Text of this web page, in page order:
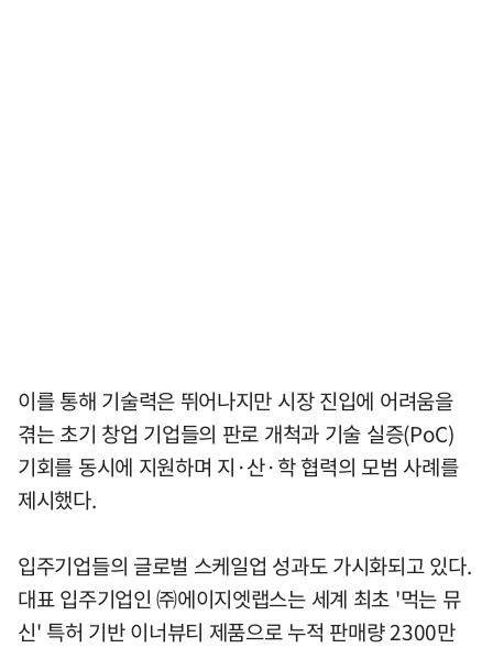
이를 통해 기술력은 뛰어나지만 시장 진입에 어려움을
겪는 초기 창업 기업들의 판로 개척과 기술 실증(PoC)
기회를 동시에 지원하며 지·산·학 협력의 모범 사례를
제시했다.
입주기업들의 글로벌 스케일업 성과도 가시화되고 있다.
대표 입주기업인 ㈜에이지엣랩스는 세계 최초 '먹는 뮤
신' 특허 기반 이너뷰티 제품으로 누적 판매량 2300만